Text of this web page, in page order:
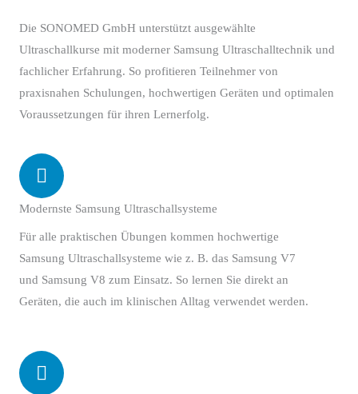
Die SONOMED GmbH unterstützt ausgewählte
Ultraschallkurse mit moderner Samsung Ultraschalltechnik und
fachlicher Erfahrung. So profitieren Teilnehmer von
praxisnahen Schulungen, hochwertigen Geräten und optimalen
Voraussetzungen für ihren Lernerfolg.
Modernste Samsung Ultraschallsysteme
Für alle praktischen Übungen kommen hochwertige
Samsung Ultraschallsysteme wie z. B. das Samsung V7
und Samsung V8 zum Einsatz. So lernen Sie direkt an
Geräten, die auch im klinischen Alltag verwendet werden.